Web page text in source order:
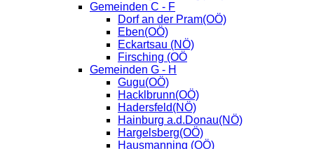
Gemeinden C - F
Dorf an der Pram(OÖ)
Eben(OÖ)
Eckartsau (NÖ)
Firsching (OÖ
Gemeinden G - H
Gugu(OÖ)
Hacklbrunn(OÖ)
Hadersfeld(NÖ)
Hainburg a.d.Donau(NÖ)
Hargelsberg(OÖ)
Hausmanning (OÖ)